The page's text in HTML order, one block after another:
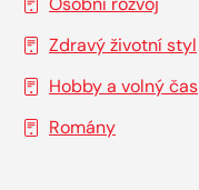
Zdravý životní styl
Hobby a volný čas
Romány